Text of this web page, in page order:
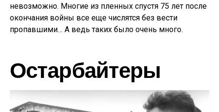
невозможно. Многие из пленных спустя 75 лет после
окончания войны все еще числятся без вести
пропавшими… А ведь таких было очень много.
Остарбайтеры